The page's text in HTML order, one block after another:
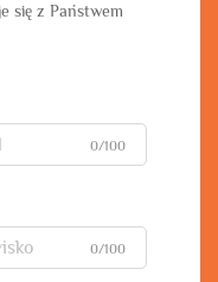
się z Państwem
0/100
0/100